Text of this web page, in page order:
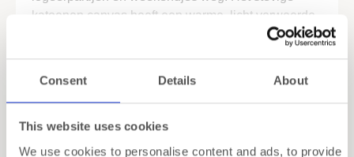
Consent Details About
This website uses cookies
We use cookies to personalise content and ads, to provide
katoenen canvas heeft een warme, licht verweerde
look die karakter geeft zonder overdreven aanwezig
Compact cabineformaat met verrassend
veel ruimte
Dankzij het cabineformaat van 37 × 27 × 22 cm
neem je deze tas eenvoudig mee in het vliegtuig.
Specificaties
Verzending